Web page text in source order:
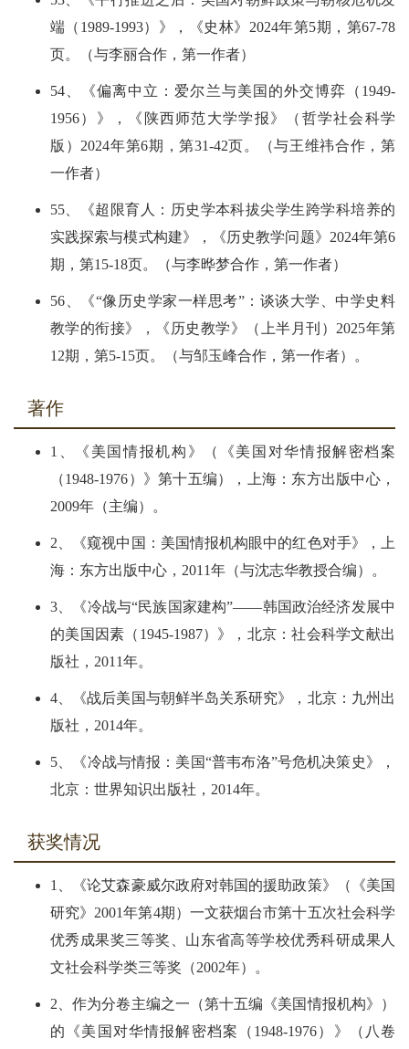
端（1989-1993）》，《史林》2024年第5期，第67-78
页。（与李丽合作，第一作者）
54、《偏离中立：爱尔兰与美国的外交博弈（1949-
1956）》，《陕西师范大学学报》（哲学社会科学
版）2024年第6期，第31-42页。（与王维祎合作，第
一作者）
55、《超限育人：历史学本科拔尖学生跨学科培养的
实践探索与模式构建》，《历史教学问题》2024年第6
期，第15-18页。（与李晔梦合作，第一作者）
56、《“像历史学家一样思考”：谈谈大学、中学史料
教学的衔接》，《历史教学》（上半月刊）2025年第
12期，第5-15页。（与邹玉峰合作，第一作者）。
著作
1、《美国情报机构》（《美国对华情报解密档案
（1948-1976）》第十五编），上海：东方出版中心，
2009年（主编）。
2、《窥视中国：美国情报机构眼中的红色对手》，上
海：东方出版中心，2011年（与沈志华教授合编）。
3、《冷战与“民族国家建构”——韩国政治经济发展中
的美国因素（1945-1987）》，北京：社会科学文献出
版社，2011年。
4、《战后美国与朝鲜半岛关系研究》，北京：九州出
版社，2014年。
5、《冷战与情报：美国“普韦布洛”号危机决策史》，
北京：世界知识出版社，2014年。
获奖情况
1、《论艾森豪威尔政府对韩国的援助政策》（《美国
研究》2001年第4期）一文获烟台市第十五次社会科学
优秀成果奖三等奖、山东省高等学校优秀科研成果人
文社会科学类三等奖（2002年）。
2、作为分卷主编之一（第十五编《美国情报机构》）
的《美国对华情报解密档案（1948-1976）》（八卷